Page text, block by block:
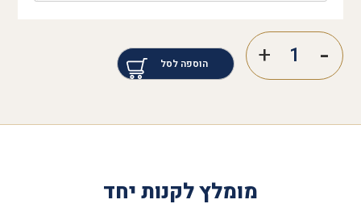
הוספה לסל
מומלץ לקנות יחד